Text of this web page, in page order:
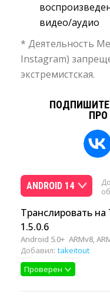
видео/аудио
* Деятельность
Instagram)
экстремистская.
ПРО
ANDROID 14
Tранслировать на
1.5.0.6
Android 5.0+ ARMv8,
Добавил: takeitout
Проверен